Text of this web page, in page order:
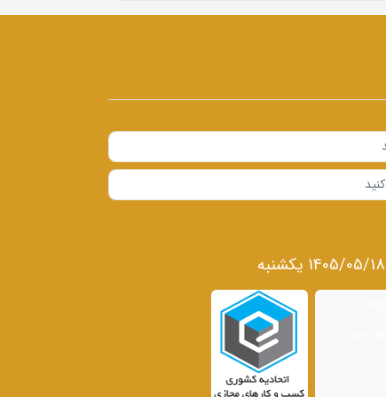
1405/05/18 يكشنبه